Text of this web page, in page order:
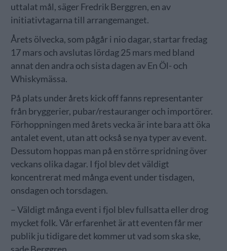
uttalat mål, säger Fredrik Berggren, en av
initiativtagarna till arrangemanget.
Årets ölvecka, som pågår i nio dagar, startar fredag
17 mars och avslutas lördag 25 mars med bland
annat den andra och sista dagen av En Öl- och
Whiskymässa.
På plats under årets kick off fanns representanter
från bryggerier, pubar/restauranger och importörer.
Förhoppningen med årets vecka är inte bara att öka
antalet event, utan att också se nya typer av event.
Dessutom hoppas man på en större spridning över
veckans olika dagar. I fjol blev det väldigt
koncentrerat med många event under tisdagen,
onsdagen och torsdagen.
– Väldigt många event i fjol blev fullsatta eller drog
mycket folk. Vår erfarenhet är att eventen får mer
publik ju tidigare det kommer ut vad som ska ske,